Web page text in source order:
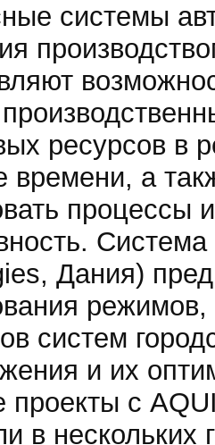
системы
ресурсов в
времени, а
процессы
Дания)
режимов,
систем
и их
проекты с
в нескольких